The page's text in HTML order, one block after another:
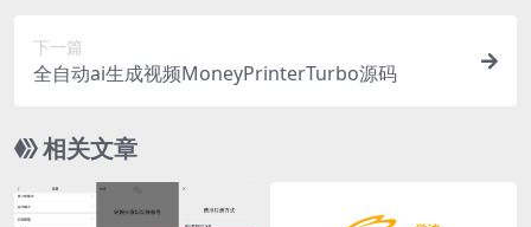
下一篇
全自动ai生成视频MoneyPrinterTurbo源码
相关文章